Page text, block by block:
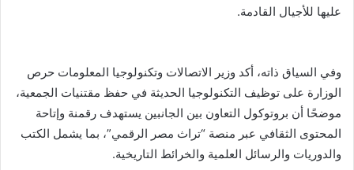
عليها للأجيال القادمة.
وفي السياق ذاته، أكد وزير الاتصالات وتكنولوجيا المعلومات حرص
الوزارة على توظيف التكنولوجيا الحديثة في حفظ مقتنيات الجمعية،
موضحًا أن بروتوكول التعاون بين الجانبين يستهدف رقمنة وإتاحة
المحتوى الثقافي عبر منصة “تراث مصر الرقمي”، بما يشمل الكتب
والدوريات والرسائل العلمية والخرائط التاريخية.